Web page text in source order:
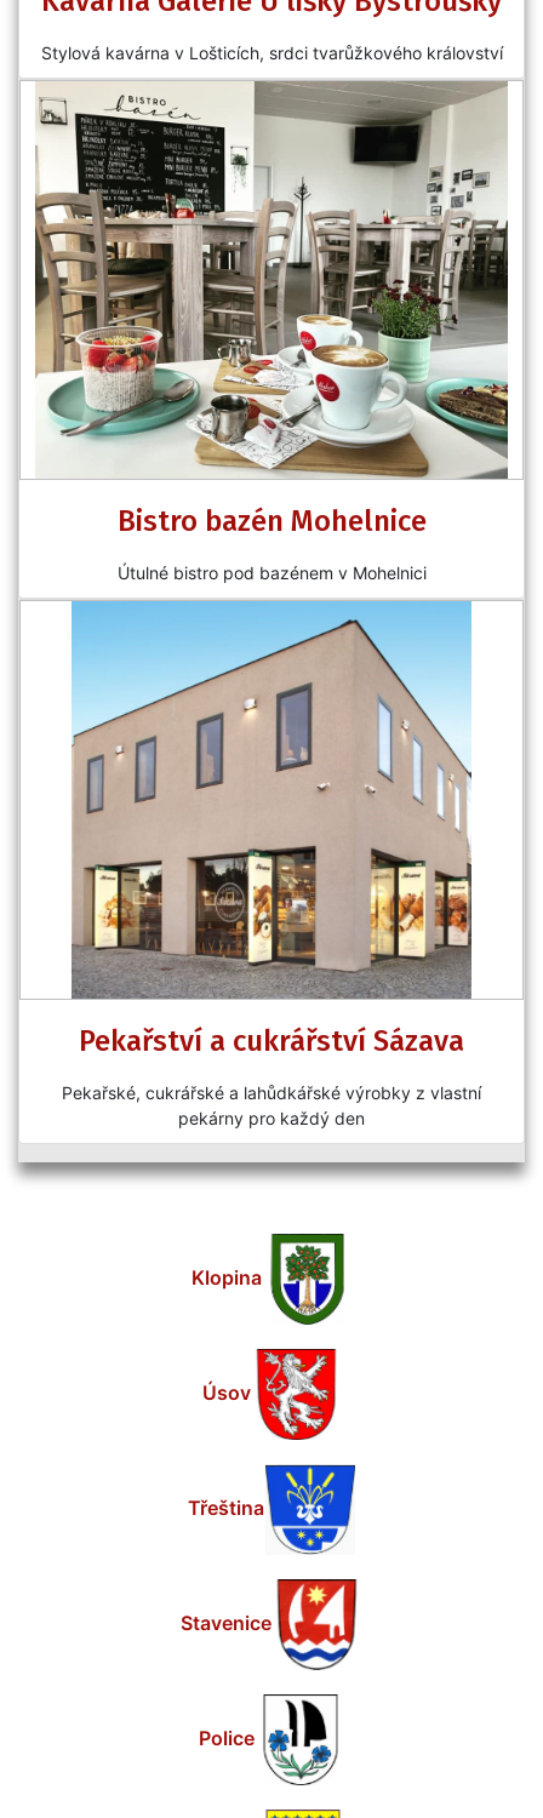
Stylová kavárna v Lošticích, srdci tvarůžkového království
Bistro bazén Mohelnice
Útulné bistro pod bazénem v Mohelnici
Pekařství a cukrářství Sázava
Pekařské, cukrářské a lahůdkářské výrobky z vlastní
pekárny pro každý den
Klopina
Úsov
Třeština
Stavenice
Police